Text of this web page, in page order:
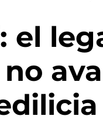
el